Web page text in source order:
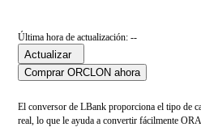
Última hora de actualización: --
Actualizar
Comprar ORCLON ahora
El conversor de LBank proporciona el tipo de
real, lo que le ayuda a convertir fácilmente